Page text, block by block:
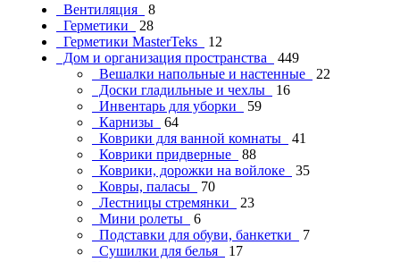
Вентиляция
8
Герметики
28
Герметики MasterTeks
12
Дом и организация пространства
449
Вешалки напольные и настенные
22
Доски гладильные и чехлы
16
Инвентарь для уборки
59
Карнизы
64
Коврики для ванной комнаты
41
Коврики придверные
88
Коврики, дорожки на войлоке
35
Ковры, паласы
70
Лестницы стремянки
23
Мини ролеты
6
Подставки для обуви, банкетки
7
Сушилки для белья
17